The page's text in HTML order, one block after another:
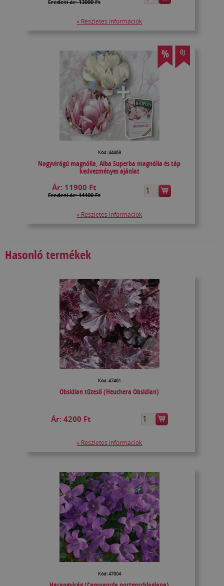
Eredeti ár: 13000 Ft
» Részletes információk
% ÚJ
Kód: 44469
Nagyvirágú magnólia, Alba Superba magnólia és táp
kedvezményes ajánlat
Ár: 11900 Ft
Eredeti ár: 14100 Ft
» Részletes információk
Hasonló termékek
Kód: 47461
Obsidian tűzeső (Heuchera Obsidian)
Ár:4200 Ft
» Részletes információk
Kód: 47004